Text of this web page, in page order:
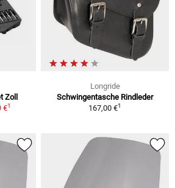
Zoll
€1
Longride
Schwingentasche Rindleder
167,00 €1